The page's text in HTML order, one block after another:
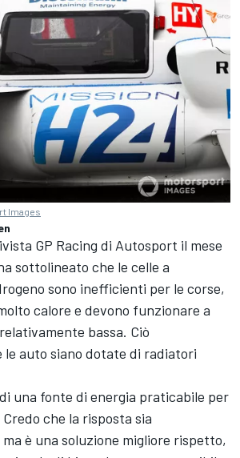
Images
GP Racing di Autosport il mese
sottolineato che le celle a
sono inefficienti per le corse,
calore e devono funzionare a
bassa. Ciò
le auto siano dotate di radiatori
una fonte di energia praticabile per
che la risposta sia
è una soluzione migliore rispetto,